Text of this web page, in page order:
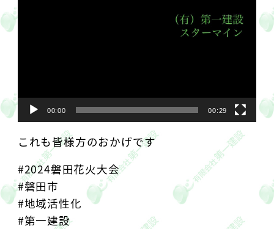
00:00 00:29
これも皆様方のおかげです
#2024磐田花火大会
#磐田市
#地域活性化
#第一建設